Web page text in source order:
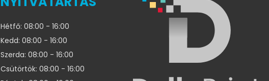
Hétfő: 08:00 - 16:00
Kedd: 08:00 - 16:00
Szerda: 08:00 - 16:00
Csütörtök: 08:00 - 16:00